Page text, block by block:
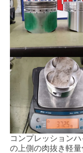
コンプレッション
の上側の肉抜き軽